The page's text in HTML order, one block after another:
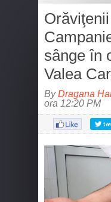
sânge în
Valea
ByDragana
ora 12:20 PM